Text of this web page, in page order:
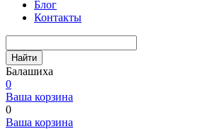
Блог
Контакты
Найти
Балашиха
0
Ваша корзина
0
Ваша корзина